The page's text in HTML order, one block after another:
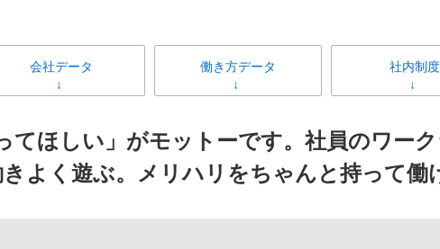
会社データ 働き方データ 社内制度
てほしい」がモットーです。社員のワー
よく遊ぶ。メリハリをちゃんと持って働